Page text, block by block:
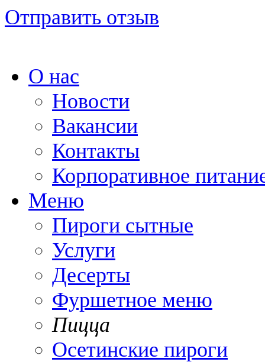
Отправить отзыв
О нас
Новости
Вакансии
Контакты
Корпоративное
Меню
Пироги сытные
Услуги
Десерты
Фуршетное меню
Пицца
Осетинские пироги